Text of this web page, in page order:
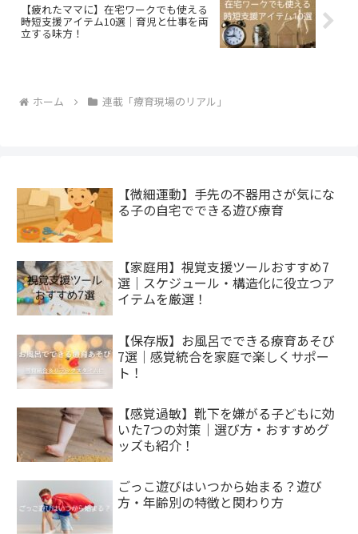
【疲れたママに】在宅ワークでも使える
時短支援アイテム10選｜育児と仕事を両
立する味方！
ホーム 連載「療育現場のリアル」
【微細運動】手先の不器用さが気にな
る子の自宅でできる遊び療育
【家庭用】視覚支援ツールおすすめ7
選｜スケジュール・構造化に役立つア
イテムを厳選！
【保存版】お風呂でできる療育あそび
7選｜感覚統合を家庭で楽しくサポー
ト！
【感覚過敏】靴下を嫌がる子どもに効
いた7つの対策｜選び方・おすすめグ
ッズも紹介！
ごっこ遊びはいつから始まる？遊び
方・年齢別の特徴と関わり方